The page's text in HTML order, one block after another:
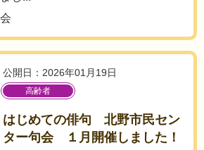
公開日：2026年01月19日
高齢者
はじめての俳句 北野市民セン
ター句会 １月開催しました！